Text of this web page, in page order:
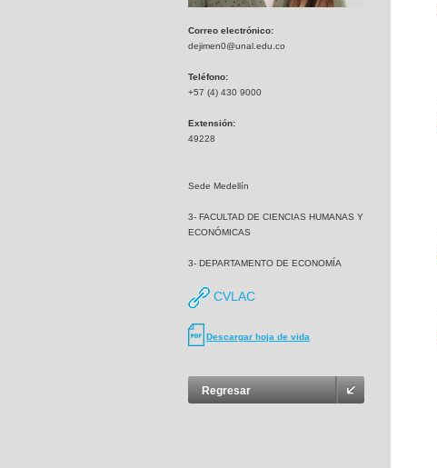
Correo electrónico:
dejimen0@unal.edu.co
Teléfono:
+57 (4) 430 9000
Extensión:
49228
Sede Medellín
3- FACULTAD DE CIENCIAS HUMANAS Y
ECONÓMICAS
3- DEPARTAMENTO DE ECONOMÍA
CVLAC
Descargar hoja de vida
Regresar